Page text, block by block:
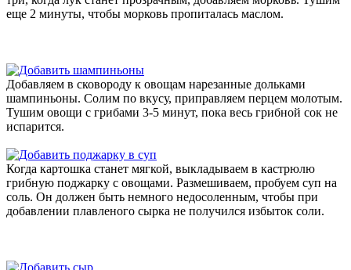
еще 2 минуты, чтобы морковь пропиталась маслом.
Добавляем в сковороду к овощам нарезанные дольками
шампиньоны. Солим по вкусу, приправляем перцем молотым.
Тушим овощи с грибами 3-5 минут, пока весь грибной сок не
испарится.
Когда картошка станет мягкой, выкладываем в кастрюлю
грибную поджарку с овощами. Размешиваем, пробуем суп на
соль. Он должен быть немного недосоленным, чтобы при
добавлении плавленого сырка не получился избыток соли.